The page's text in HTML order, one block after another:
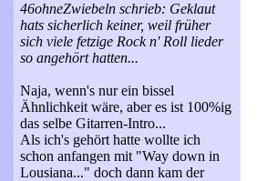
46ohneZwiebeln schrieb: Geklaut
hats sicherlich keiner, weil früher
sich viele fetzige Rock n' Roll lieder
so angehört hatten...
Naja, wenn's nur ein bissel
Ähnlichkeit wäre, aber es ist 100%ig
das selbe Gitarren-Intro...
Als ich's gehört hatte wollte ich
schon anfangen mit "Way down in
Lousiana..." doch dann kam der